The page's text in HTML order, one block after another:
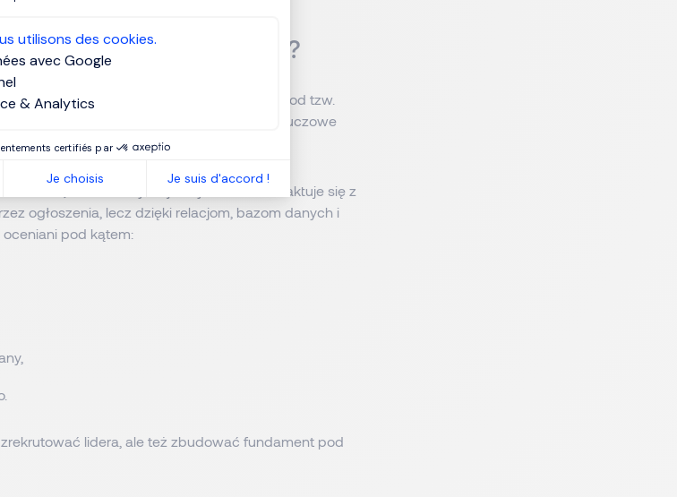
utilisons des cookies.
avec Google
& Analytics
certifiés par
Je choisis Je suis d'accord !
– jak wygląda praktyka?
unikalny. Agencja rozpoczyna współpracę od tzw.
identyfikuje wyzwania strategiczne, kluczowe
od przyszłego lidera.
, firma identyfikuje i dyskretnie kontaktuje się z
ogłoszenia, lecz dzięki relacjom, bazom danych i
pod kątem:
lidera, ale też zbudować fundament pod